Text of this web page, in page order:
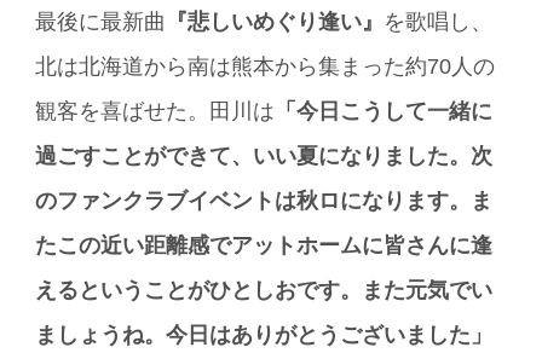
最後に最新曲 『悲しいめぐり逢い』 を歌唱し、
北は北海道から南は熊本から集まった約70人の
観客を喜ばせた。田川は 「今日こうして一緒に
過ごすことができて、いい夏になりました。次
のファンクラブイベントは秋ロになります。ま
たこの近い距離感でアットホームに皆さんに逢
えるということがひとしおです。また元気でい
ましょうね。今日はありがとうございました」